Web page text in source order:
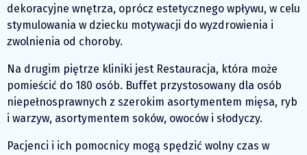
dekoracyjne wnętrza, oprócz estetycznego wpływu, w celu
stymulowania w dziecku motywacji do wyzdrowienia i
zwolnienia od choroby.
Na drugim piętrze kliniki jest Restauracja, która może
pomieścić do 180 osób. Buffet przystosowany dla osób
niepełnosprawnych z szerokim asortymentem mięsa, ryb
i warzyw, asortymentem soków, owoców i słodyczy.
Pacjenci i ich pomocnicy mogą spędzić wolny czas w